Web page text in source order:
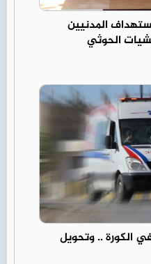
المدنيين
الحوثي
الكورة .. وتحويل